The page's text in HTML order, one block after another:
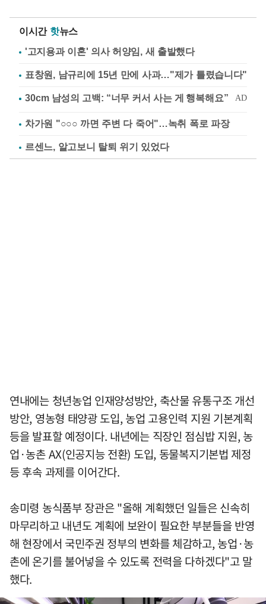
이시간 핫뉴스
'고지용과 이혼' 의사 허양임, 새 출발했다
표창원, 남규리에 15년 만에 사과…"제가 틀렸습니다"
차가원 "○○○ 까면 주변 다 죽어"…녹취 폭로 파장
르센느, 알고보니 탈퇴 위기 있었다
연내에는 청년농업 인재양성방안, 축산물 유통구조 개선
방안, 영농형 태양광 도입, 농업 고용인력 지원 기본계획
등을 발표할 예정이다. 내년에는 직장인 점심밥 지원, 농
업·농촌 AX(인공지능 전환) 도입, 동물복지기본법 제정
등 후속 과제를 이어간다.
송미령 농식품부 장관은 "올해 계획했던 일들은 신속히
마무리하고 내년도 계획에 보완이 필요한 부분들을 반영
해 현장에서 국민주권 정부의 변화를 체감하고, 농업·농
촌에 온기를 불어넣을 수 있도록 전력을 다하겠다"고 말
했다.